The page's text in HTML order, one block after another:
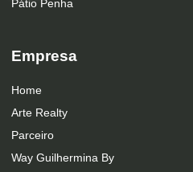
Pátio Penha
Empresa
Home
Arte Realty
Parceiro
Way Guilhermina By